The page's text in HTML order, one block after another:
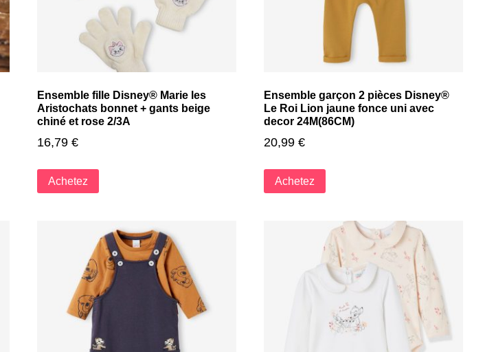
Ensemble fille Disney® Marie les
Aristochats bonnet + gants beige
chiné et rose 2/3A
16,79 €
Achetez
Ensemble garçon 2 pièces Disney®
Le Roi Lion jaune fonce uni avec
decor 24M(86CM)
20,99 €
Achetez